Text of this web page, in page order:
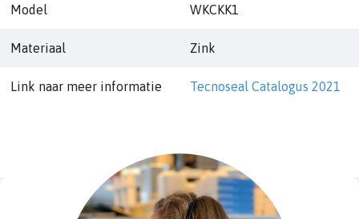
Model WKCKK1
Materiaal Zink
Link naar meer informatie Tecnoseal Catalogus 2021